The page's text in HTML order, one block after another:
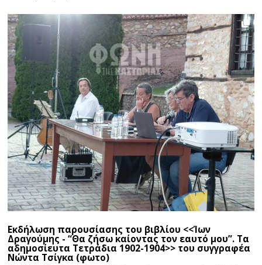
Εκδήλωση παρουσίασης του βιβλίου <<Ίων
Δραγούμης - “Θα ζήσω καίοντας τον εαυτό μου”. Τα
αδημοσίευτα Τετράδια 1902-1904>> του συγγραφέα
Νώντα Τσίγκα (φωτο)